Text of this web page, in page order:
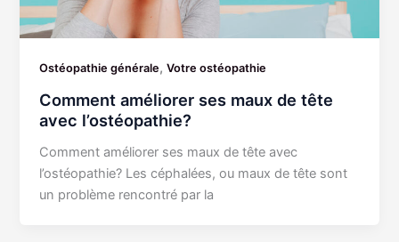
Ostéopathie générale,Votre ostéopathie
Comment améliorer ses maux de tête
avec l’ostéopathie?
Comment améliorer ses maux de tête avec
l’ostéopathie? Les céphalées, ou maux de tête sont
un problème rencontré par la